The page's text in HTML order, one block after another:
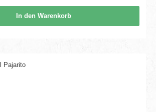
In den Warenkorb